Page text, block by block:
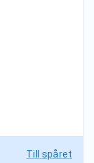
Till spåret